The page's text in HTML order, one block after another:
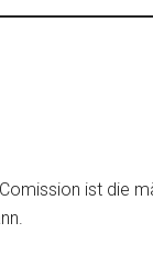
ist die